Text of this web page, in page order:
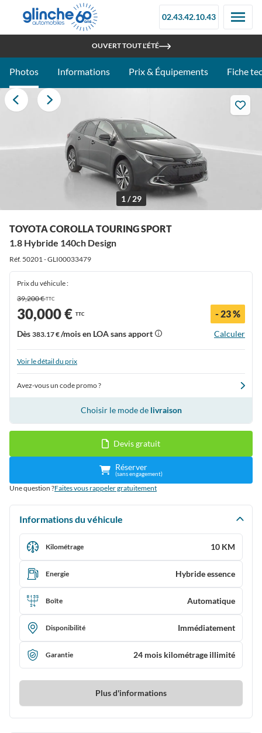
02.43.42.10.43
RETROUVEZ-NOUS À LA FOIRE DU MANS - STAND 097C
OUVERT TOUT L'ÉTÉ
Photos Informations Prix & Équipements Fiche
1 / 29
TOYOTA COROLLA TOURING SPORT
1.8 Hybride 140ch Design
Réf. 50201 - GLI00033479
Prix du véhicule :
39,200 €TTC
30,000 € TTC - 23 %
Dès 383.17 €/mois en LOA sans apport Calculer
Voir le détail du prix
Avez-vous un code promo ?
Choisir le mode de livraison
Devis gratuit
Réserver
(sans engagement)
Une question ?Faites vous rappeler gratuitement
Informations du véhicule
Kilométrage 10 KM
Energie Hybride essence
Boîte Automatique
Disponibilité Immédiatement
Garantie 24 mois kilométrage illimité
Plus d'informations